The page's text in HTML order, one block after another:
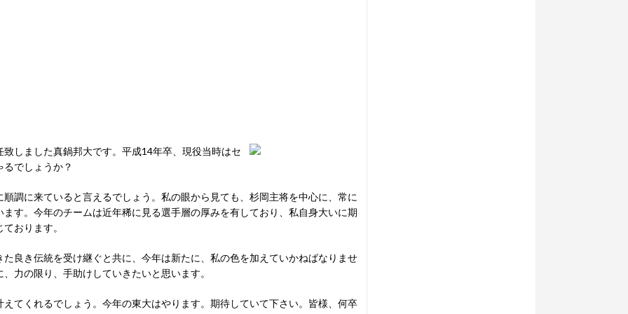
しました真鍋邦大です。平成14年卒、現役当時はセ
でしょうか？
調に来ていると言えるでしょう。私の眼から見ても、杉岡主将を中心に、常に
す。今年のチームは近年稀に見る選手層の厚みを有しており、私自身大いに期
おります。
良き伝統を受け継ぐと共に、今年は新たに、私の色を加えていかねばなりませ
力の限り、手助けしていきたいと思います。
てくれるでしょう。今年の東大はやります。期待していて下さい。皆様、何卒